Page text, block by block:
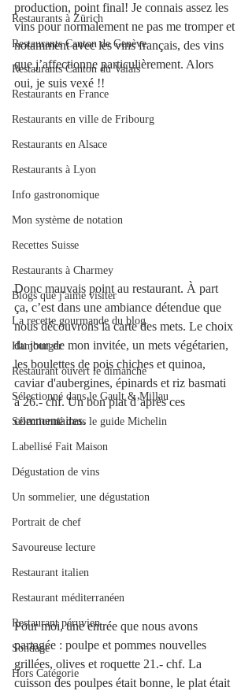
Restaurants à Zürich
Restaurants Canton de Genève
Restaurants Canton du Valais
Restaurants en France
Restaurants en ville de Fribourg
Restaurants en Alsace
Restaurants à Lyon
Info gastronomique
Mon système de notation
Recettes Suisse
Restaurants à Charmey
Blogs que j'aime visiter
La recette gourmande du blog.
Hamburger
Restaurant ouvert le dimanche
Sélectionné dans le Gault & Millau
Sélectionné dans le guide Michelin
Labellisé Fait Maison
Dégustation de vins
Un sommelier, une dégustation
Portrait de chef
Savoureuse lecture
Restaurant italien
Restaurant méditerranéen
Restaurant péruvien
Sondage
Hors Catégorie
production, point final! Je connais assez les
vins pour normalement ne pas me tromper et
notamment avec les vins français, des vins
que j’affectionne particulièrement. Alors
oui, je suis vexé !!
Donc mauvais point au restaurant. À part
ça, c’est dans une ambiance détendue que
nous découvrons la carte des mets. Le choix
du jour de mon invitée, un mets végétarien,
les boulettes de pois chiches et quinoa,
caviar d'aubergines, épinards et riz basmati
à 26.- chf. Un bon plat d’après ces
commentaires.
Pour moi, une entrée que nous avons
partagée : poulpe et pommes nouvelles
grillées, olives et roquette 21.- chf. La
cuisson des poulpes était bonne, le plat était